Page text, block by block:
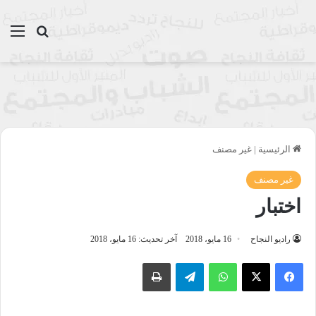
بحث
الرئيسية | غير مصنف
غير مصنف
اختبار
راديو النجاح 16 مايو، 2018 آخر تحديث: 16 مايو، 2018
واتساب تيلقرام طباعة